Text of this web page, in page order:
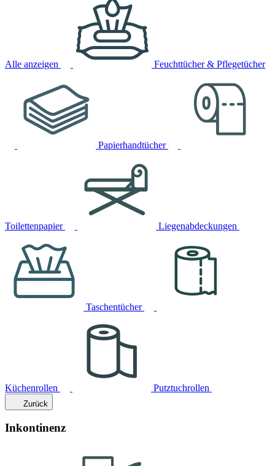
Alle anzeigen Feuchttücher & Pflegetücher
Papierhandtücher
Toilettenpapier Liegenabdeckungen
Taschentücher
Küchenrollen Putztuchrollen
Zurück
Inkontinenz